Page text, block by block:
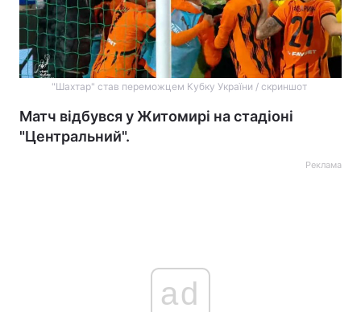
"Шахтар" став переможцем Кубку України / скриншот
Матч відбувся у Житомирі на стадіоні
"Центральний".
Реклама
ad